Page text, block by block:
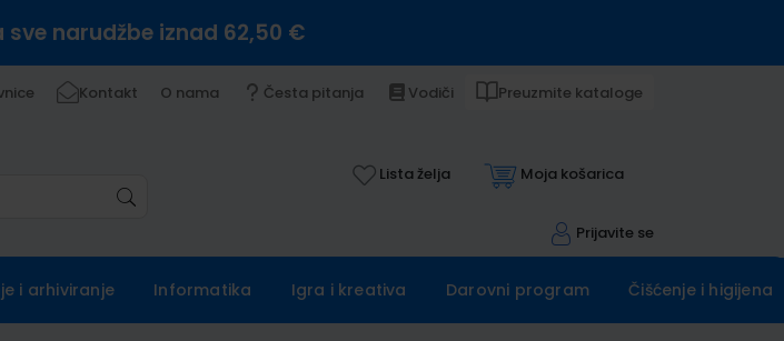
narudžbe iznad 62,50 €
Kontakt O nama Česta pitanja Vodiči Preuzmite kataloge
Lista želja Moja košarica
Prijavite se
i arhiviranje Informatika Igra i kreativa Darovni program Čišćenje i higijena